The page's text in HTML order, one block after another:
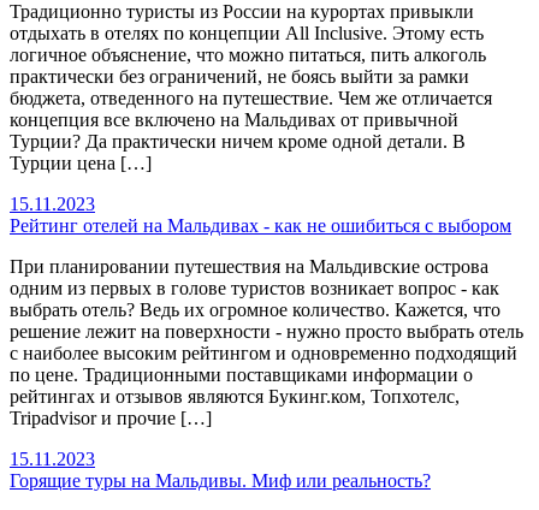
Традиционно туристы из России на курортах привыкли
отдыхать в отелях по концепции All Inclusive. Этому есть
логичное объяснение, что можно питаться, пить алкоголь
практически без ограничений, не боясь выйти за рамки
бюджета, отведенного на путешествие. Чем же отличается
концепция все включено на Мальдивах от привычной
Турции? Да практически ничем кроме одной детали. В
Турции цена […]
15.11.2023
Рейтинг отелей на Мальдивах - как не ошибиться с выбором
При планировании путешествия на Мальдивские острова
одним из первых в голове туристов возникает вопрос - как
выбрать отель? Ведь их огромное количество. Кажется, что
решение лежит на поверхности - нужно просто выбрать отель
с наиболее высоким рейтингом и одновременно подходящий
по цене. Традиционными поставщиками информации о
рейтингах и отзывов являются Букинг.ком, Топхотелс,
Tripadvisor и прочие […]
15.11.2023
Горящие туры на Мальдивы. Миф или реальность?